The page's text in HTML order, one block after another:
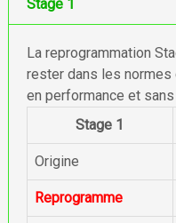
Stage 1
La reprogrammation
rester dans les normes
en performance et
Stage 1
Origine
Reprogramme